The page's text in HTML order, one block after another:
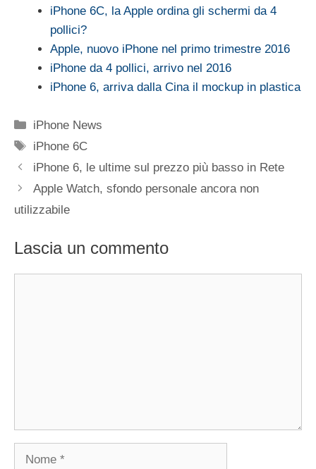
iPhone 6C, la Apple ordina gli schermi da 4
pollici?
Apple, nuovo iPhone nel primo trimestre 2016
iPhone da 4 pollici, arrivo nel 2016
iPhone 6, arriva dalla Cina il mockup in plastica
Categorie
iPhone News
Tag
iPhone 6C
iPhone 6, le ultime sul prezzo più basso in Rete
Apple Watch, sfondo personale ancora non
utilizzabile
Lascia un commento
Nome